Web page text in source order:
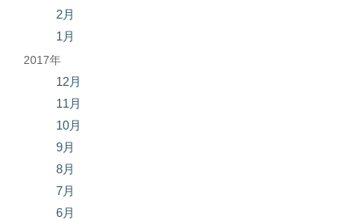
2月
1月
2017年
12月
11月
10月
9月
8月
7月
6月